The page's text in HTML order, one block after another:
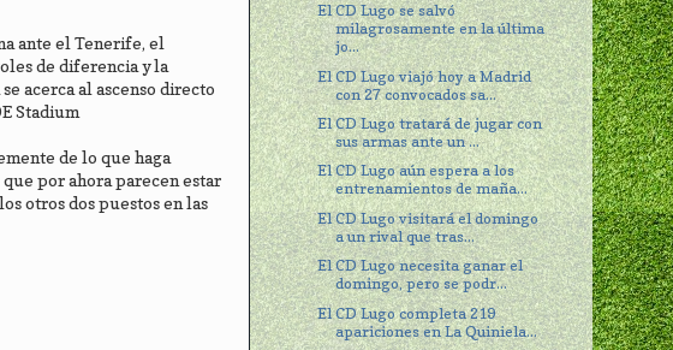
ante el Tenerife, el
de diferencia y la
acerca al ascenso directo
Stadium
de lo que haga
por ahora parecen estar
otros dos puestos en las
El CD Lugo se salvó
milagrosamente en la última
jo...
El CD Lugo viajó hoy a Madrid
con 27 convocados sa...
El CD Lugo tratará de jugar con
sus armas ante un ...
El CD Lugo aún espera a los
entrenamientos de maña...
El CD Lugo visitará el domingo
a un rival que tras...
El CD Lugo necesita ganar el
domingo, pero se podr...
El CD Lugo completa 219
apariciones en La Quiniela...